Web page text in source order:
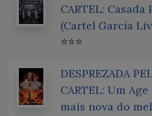
CARTEL:
(Cartel García
⭐⭐⭐
DESPREZADA
CARTEL: Um
mais nova do